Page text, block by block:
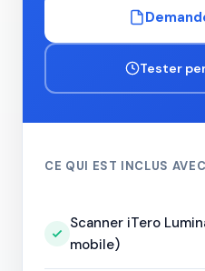
Tester
CE QUI EST INCLUS
Scanner iTero
mobile)